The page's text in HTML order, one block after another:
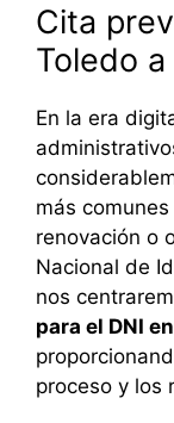
Cita
Toledo
En la era
más
renovación o
Nacional de
nos
para el DNI
proceso y los